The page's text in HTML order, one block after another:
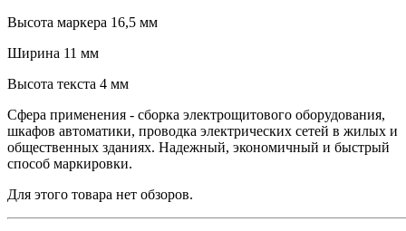
Высота маркера 16,5 мм
Ширина 11 мм
Высота текста 4 мм
Сфера применения - сборка электрощитового оборудования,
шкафов автоматики, проводка электрических сетей в жилых и
общественных зданиях. Надежный, экономичный и быстрый
способ маркировки.
Для этого товара нет обзоров.